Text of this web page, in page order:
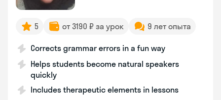
5 от 3190 ₽ за урок 9 лет опыта
Corrects grammar errors in a fun way
Helps students become natural speakers
quickly
Includes therapeutic elements in lessons